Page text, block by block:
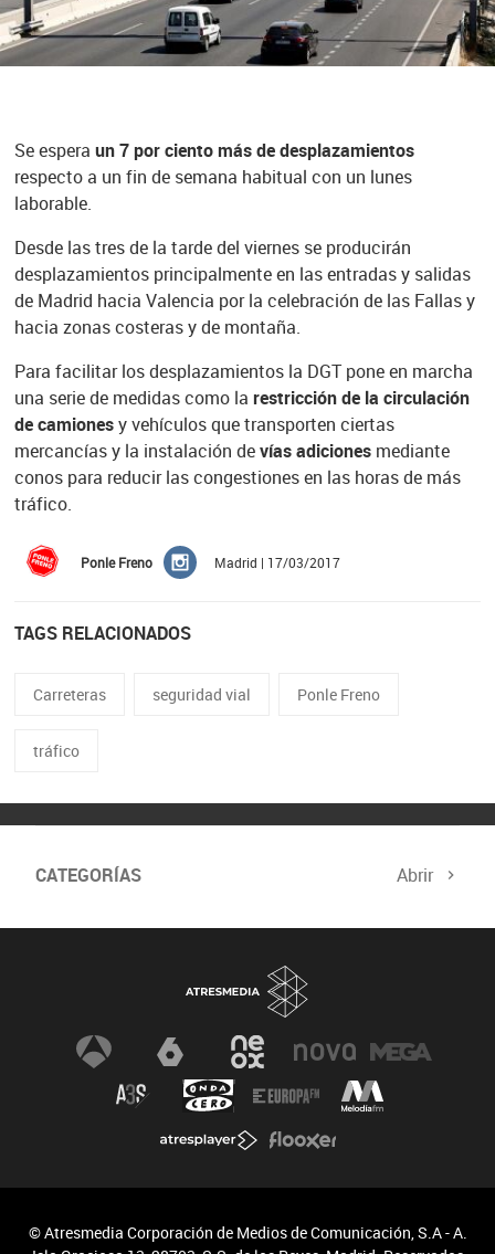
Se espera un 7 por ciento más de desplazamientos
respecto a un fin de semana habitual con un lunes
laborable.
Desde las tres de la tarde del viernes se producirán
desplazamientos principalmente en las entradas y salidas
de Madrid hacia Valencia por la celebración de las Fallas y
hacia zonas costeras y de montaña.
Para facilitar los desplazamientos la DGT pone en marcha
una serie de medidas como la restricción de la circulación
de camionesy vehículos que transporten ciertas
mercancías y la instalación devías adicionesmediante
conos para reducir las congestiones en las horas de más
tráfico.
Ponle Freno Madrid | 17/03/2017
TAGS RELACIONADOS
Carreteras seguridad vial Ponle Freno
tráfico
CATEGORÍAS Abrir
© Atresmedia Corporación de Medios de Comunicación, S.A - A.